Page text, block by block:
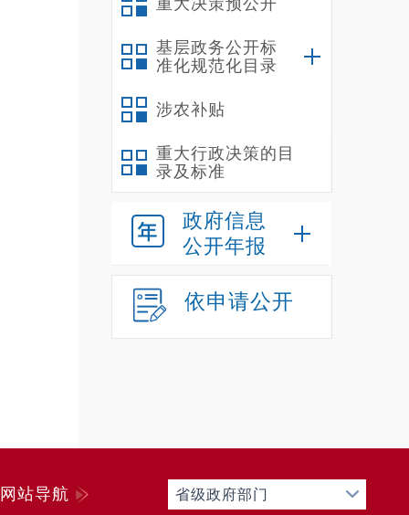
重大决策预公开
基层政务公开标
准化规范化目录
涉农补贴
重大行政决策的目
录及标准
政府信息
公开年报
依申请公开
网站导航 省级政府部门